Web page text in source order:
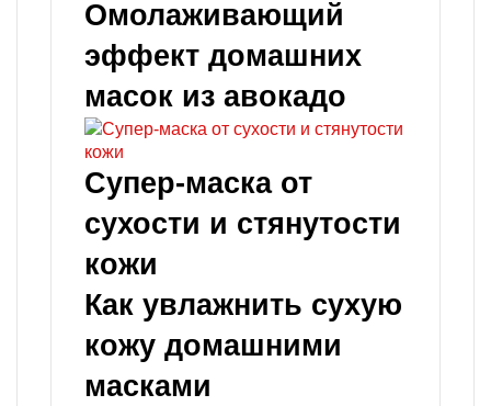
Омолаживающий
эффект домашних
масок из авокадо
Супер-маска от
сухости и стянутости
кожи
Как увлажнить сухую
кожу домашними
масками